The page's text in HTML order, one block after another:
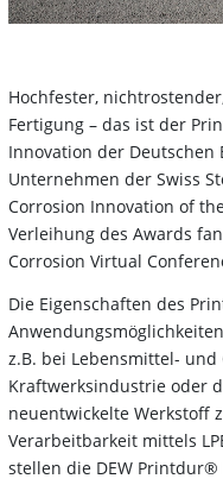
Hochfester,
Fertigung – das ist der
Innovation der Deutschen
Unternehmen der Swiss
Corrosion Innovation of
Verleihung des Awards
Corrosion Virtual
Die Eigenschaften des
z.B. bei Lebensmittel-
Kraftwerksindustrie oder
neuentwickelte Werkstoff
Verarbeitbarkeit mittels
stellen die DEW Printdur®